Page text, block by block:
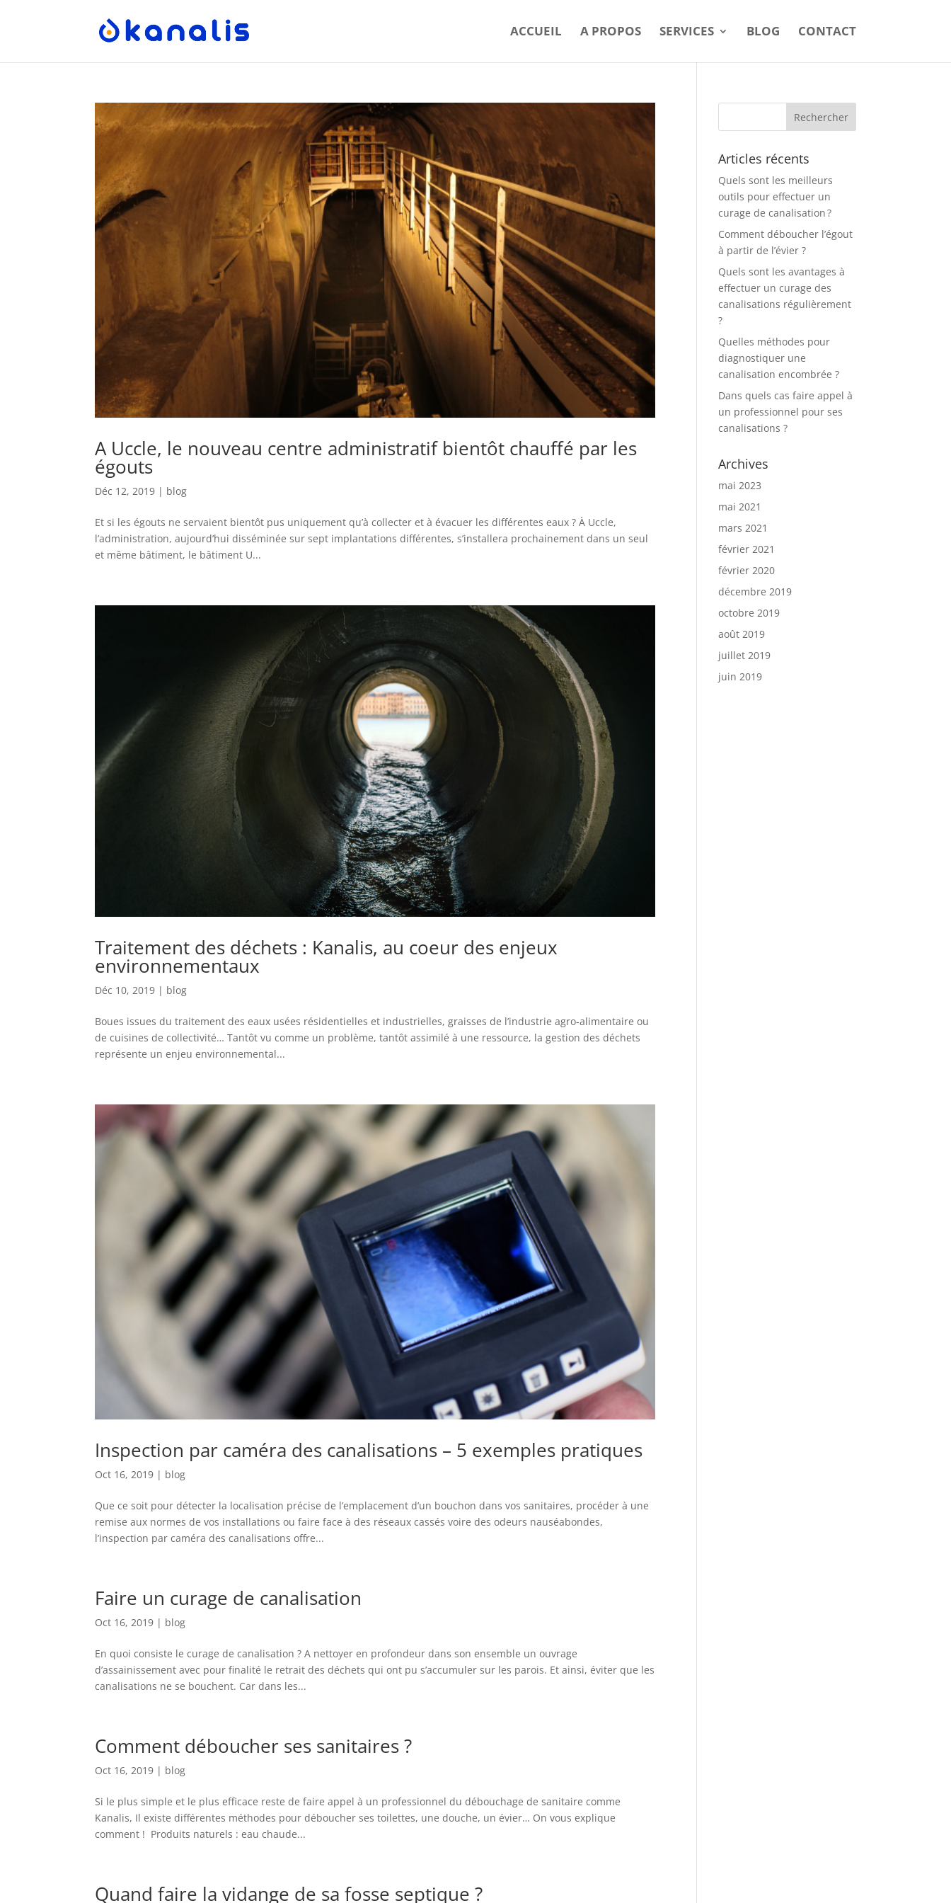
ACCUEIL A PROPOS SERVICES BLOG CONTACT
A Uccle, le nouveau centre administratif bientôt chauffé par les
égouts
Déc 12, 2019 | blog
Et si les égouts ne servaient bientôt pus uniquement qu’à collecter et à évacuer les différentes eaux ? À Uccle,
l’administration, aujourd’hui disséminée sur sept implantations différentes, s’installera prochainement dans un seul
et même bâtiment, le bâtiment U...
Traitement des déchets : Kanalis, au coeur des enjeux
environnementaux
Déc 10, 2019 | blog
Boues issues du traitement des eaux usées résidentielles et industrielles, graisses de l’industrie agro-alimentaire ou
de cuisines de collectivité… Tantôt vu comme un problème, tantôt assimilé à une ressource, la gestion des déchets
représente un enjeu environnemental...
Inspection par caméra des canalisations – 5 exemples pratiques
Oct 16, 2019 | blog
Que ce soit pour détecter la localisation précise de l’emplacement d’un bouchon dans vos sanitaires, procéder à une
remise aux normes de vos installations ou faire face à des réseaux cassés voire des odeurs nauséabondes,
l’inspection par caméra des canalisations offre...
Faire un curage de canalisation
Oct 16, 2019 | blog
En quoi consiste le curage de canalisation ? A nettoyer en profondeur dans son ensemble un ouvrage
d’assainissement avec pour finalité le retrait des déchets qui ont pu s’accumuler sur les parois. Et ainsi, éviter que les
canalisations ne se bouchent. Car dans les...
Comment déboucher ses sanitaires ?
Oct 16, 2019 | blog
Si le plus simple et le plus efficace reste de faire appel à un professionnel du débouchage de sanitaire comme
Kanalis, Il existe différentes méthodes pour déboucher ses toilettes, une douche, un évier… On vous explique
comment ! Produits naturels : eau chaude...
Quand faire la vidange de sa fosse septique ?
Articles récents
Quels sont les meilleurs
outils pour effectuer un
curage de canalisation ?
Comment déboucher l’égout
à partir de l’évier ?
Quels sont les avantages à
effectuer un curage des
canalisations régulièrement
?
Quelles méthodes pour
diagnostiquer une
canalisation encombrée ?
Dans quels cas faire appel à
un professionnel pour ses
canalisations ?
Archives
mai 2023
mai 2021
mars 2021
février 2021
février 2020
décembre 2019
octobre 2019
août 2019
juillet 2019
juin 2019